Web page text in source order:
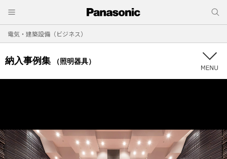
電気・建築設備（ビジネス）
納入事例集 （照明器具）